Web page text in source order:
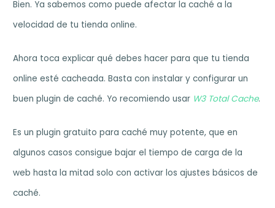
Bien. Ya sabemos como puede afectar la caché a la
velocidad de tu tienda online.
Ahora toca explicar qué debes hacer para que tu tienda
online esté cacheada. Basta con instalar y configurar un
buen plugin de caché. Yo recomiendo usar W3 Total Cache.
Es un plugin gratuito para caché muy potente, que en
algunos casos consigue bajar el tiempo de carga de la
web hasta la mitad solo con activar los ajustes básicos de
caché.